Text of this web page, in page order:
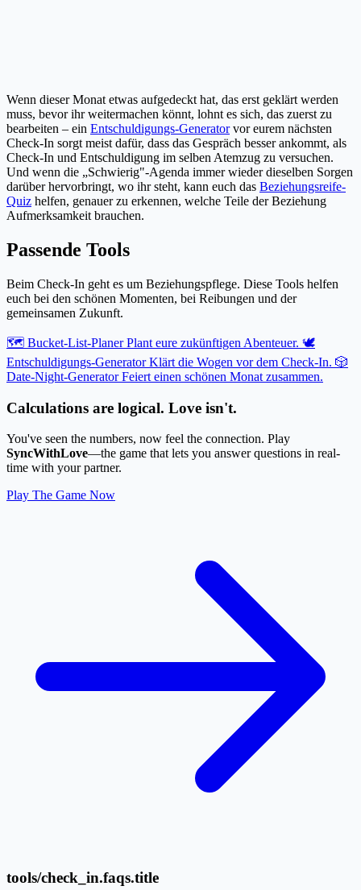
Wenn dieser Monat etwas aufgedeckt hat, das erst geklärt werden
muss, bevor ihr weitermachen könnt, lohnt es sich, das zuerst zu
bearbeiten – ein Entschuldigungs-Generatorvor eurem nächsten
Check-In sorgt meist dafür, dass das Gespräch besser ankommt, als
Check-In und Entschuldigung im selben Atemzug zu versuchen.
Und wenn die „Schwierig"-Agenda immer wieder dieselben Sorgen
darüber hervorbringt, wo ihr steht, kann euch das Beziehungsreife-
Quiz helfen, genauer zu erkennen, welche Teile der Beziehung
Aufmerksamkeit brauchen.
Passende Tools
Beim Check-In geht es um Beziehungspflege. Diese Tools helfen
euch bei den schönen Momenten, bei Reibungen und der
gemeinsamen Zukunft.
🗺️ Bucket-List-Planer Plant eure zukünftigen Abenteuer. 🕊️
Entschuldigungs-Generator Klärt die Wogen vor dem Check-In. 🎲
Date-Night-Generator Feiert einen schönen Monat zusammen.
Calculations are logical. Love isn't.
You've seen the numbers, now feel the connection. Play
SyncWithLove—the game that lets you answer questions in real-
time with your partner.
Play The Game Now
tools/check_in.faqs.title